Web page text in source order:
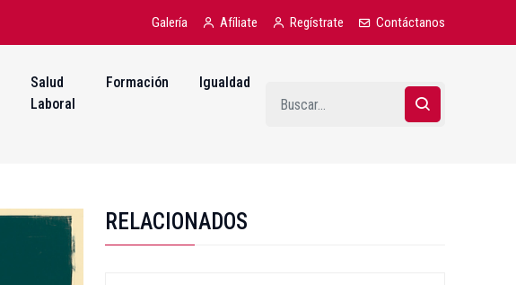
Galería Afíliate Regístrate Contáctanos
Salud
Laboral
Formación Igualdad
RELACIONADOS